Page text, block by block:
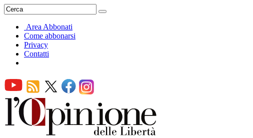
Area Abbonati
Come abbonarsi
Privacy
Contatti